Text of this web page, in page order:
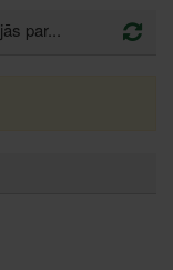
par...